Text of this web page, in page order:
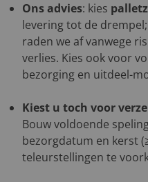
Ons advies: kies
levering tot de
raden we af vanwege
verlies. Kies ook voor
bezorging en uitdeel-
Kiest u toch voor
Bouw voldoende
bezorgdatum en kerst
teleurstellingen te